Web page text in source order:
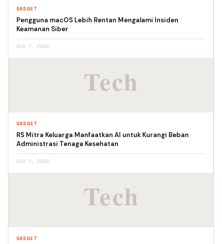
GADGET
Pengguna macOS Lebih Rentan Mengalami Insiden
Keamanan Siber
AUG 7, 2026
GADGET
RS Mitra Keluarga Manfaatkan AI untuk Kurangi Beban
Administrasi Tenaga Kesehatan
AUG 7, 2026
GADGET